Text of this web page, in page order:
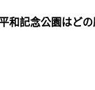
和記念公園はど